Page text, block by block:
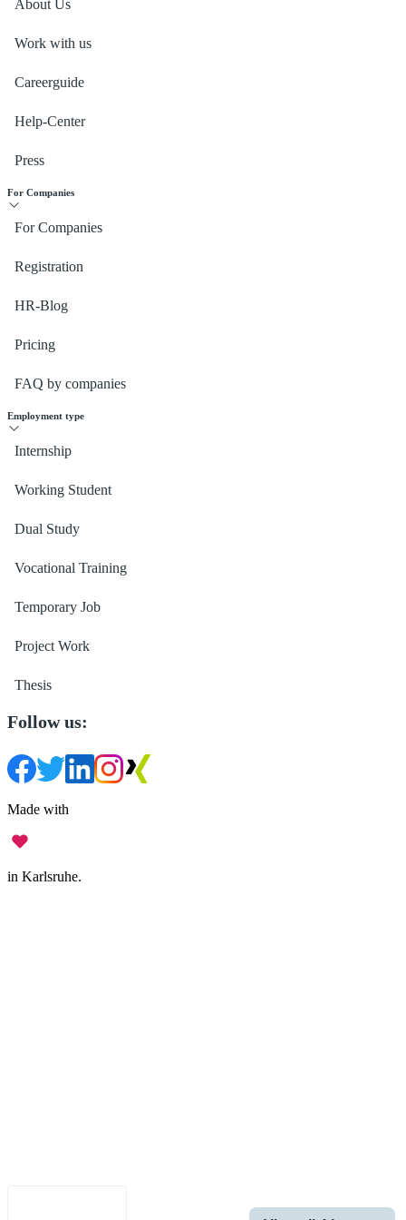
About Us
Work with us
Careerguide
Help-Center
Press
For Companies
For Companies
Registration
HR-Blog
Pricing
FAQ by companies
Employment type
Internship
Working Student
Dual Study
Vocational Training
Temporary Job
Project Work
Thesis
Follow us:
Made with
in Karlsruhe.